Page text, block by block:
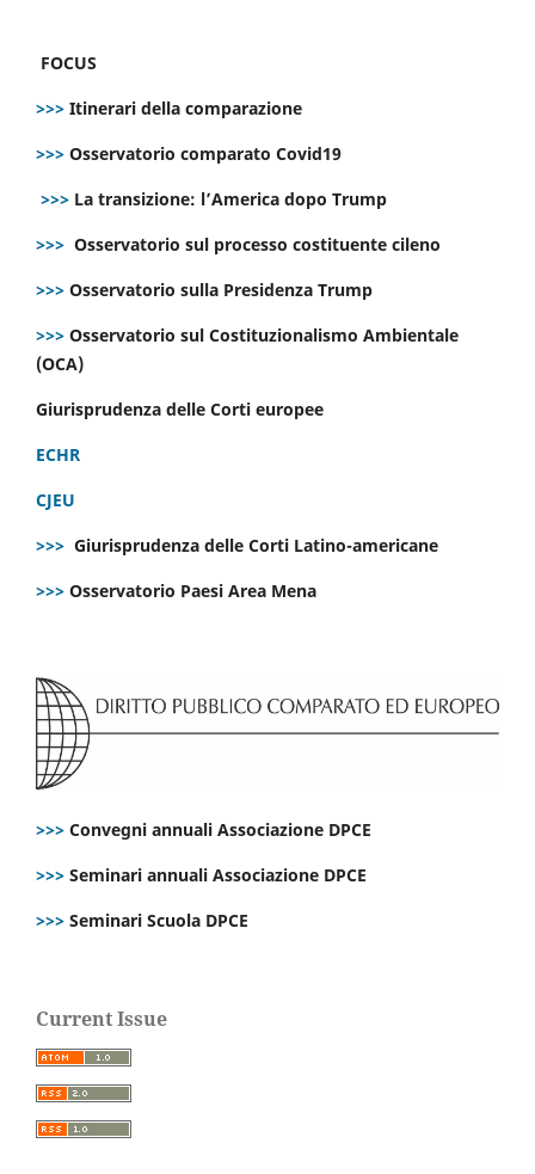
FOCUS
>>> Itinerari della comparazione
>>> Osservatorio comparato Covid19
>>> La transizione: l’America dopo Trump
>>> Osservatorio sul processo costituente cileno
>>> Osservatorio sulla Presidenza Trump
>>> Osservatorio sul Costituzionalismo Ambientale
(OCA)
Giurisprudenza delle Corti europee
ECHR
CJEU
>>> Giurisprudenza delle Corti Latino-americane
>>> Osservatorio Paesi Area Mena
>>> Convegni annuali Associazione DPCE
>>> Seminari annuali Associazione DPCE
>>> Seminari Scuola DPCE
Current Issue